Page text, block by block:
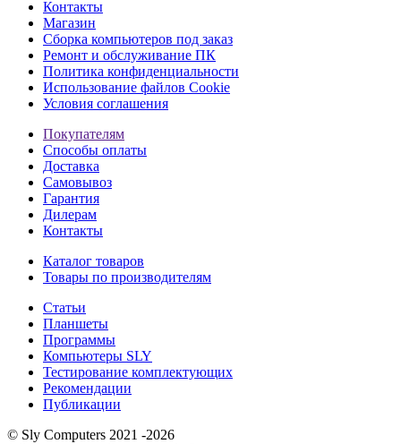
Контакты
Магазин
Сборка компьютеров под заказ
Ремонт и обслуживание ПК
Политика конфиденциальности
Использование файлов Cookie
Условия соглашения
Покупателям
Способы оплаты
Доставка
Самовывоз
Гарантия
Дилерам
Контакты
Каталог товаров
Товары по производителям
Статьи
Планшеты
Программы
Компьютеры SLY
Тестирование комплектующих
Рекомендации
Публикации
© Sly Computers 2021 -2026